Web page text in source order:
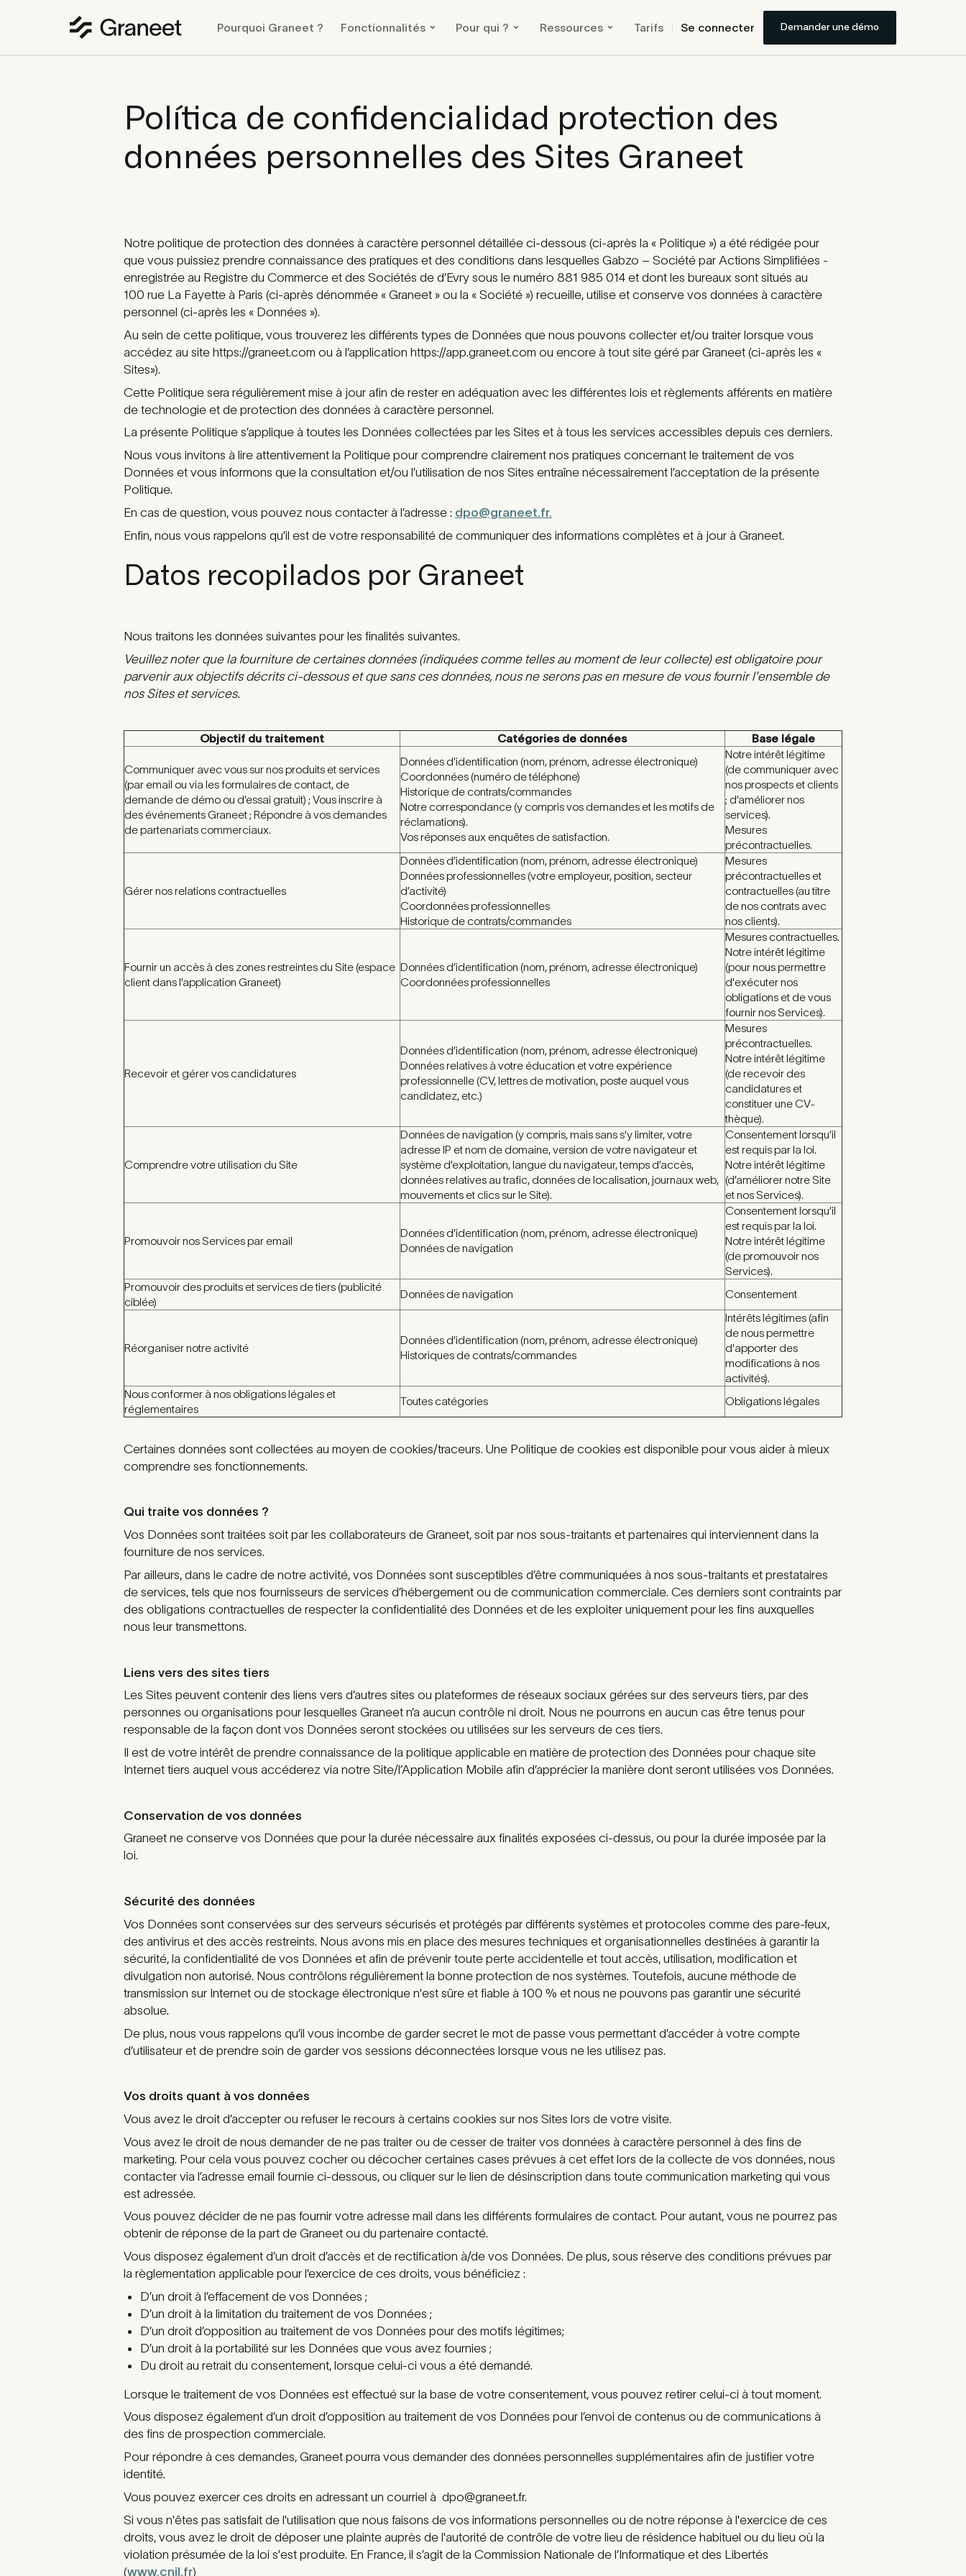
Pourquoi Graneet ? Fonctionnalités Pour qui ? Ressources Tarifs Se connecter Demander une démo
Política de confidencialidad protection des
données personnelles des Sites Graneet
Notre politique de protection des données à caractère personnel détaillée ci-dessous (ci-après la « Politique ») a été rédigée pour
que vous puissiez prendre connaissance des pratiques et des conditions dans lesquelles Gabzo – Société par Actions Simplifiées -
enregistrée au Registre du Commerce et des Sociétés de d’Evry sous le numéro 881 985 014 et dont les bureaux sont situés au
100 rue La Fayette à Paris (ci-après dénommée « Graneet » ou la « Société ») recueille, utilise et conserve vos données à caractère
personnel (ci-après les « Données »).
Au sein de cette politique, vous trouverez les différents types de Données que nous pouvons collecter et/ou traiter lorsque vous
accédez au site https://graneet.com ou à l’application https://app.graneet.com ou encore à tout site géré par Graneet (ci-après les «
Sites»).
Cette Politique sera régulièrement mise à jour afin de rester en adéquation avec les différentes lois et règlements afférents en matière
de technologie et de protection des données à caractère personnel.
La présente Politique s’applique à toutes les Données collectées par les Sites et à tous les services accessibles depuis ces derniers.
Nous vous invitons à lire attentivement la Politique pour comprendre clairement nos pratiques concernant le traitement de vos
Données et vous informons que la consultation et/ou l’utilisation de nos Sites entraîne nécessairement l’acceptation de la présente
Politique.
En cas de question, vous pouvez nous contacter à l’adresse : dpo@graneet.fr.
Enfin, nous vous rappelons qu’il est de votre responsabilité de communiquer des informations complètes et à jour à Graneet.
Datos recopilados por Graneet
Nous traitons les données suivantes pour les finalités suivantes.
Veuillez noter que la fourniture de certaines données (indiquées comme telles au moment de leur collecte) est obligatoire pour
parvenir aux objectifs décrits ci-dessous et que sans ces données, nous ne serons pas en mesure de vous fournir l'ensemble de
nos Sites et services.
Objectif du traitement Catégories de données Base légale
Communiquer avec vous sur nos produits et services
(par email ou via les formulaires de contact, de
demande de démo ou d’essai gratuit) ; Vous inscrire à
des événements Graneet ; Répondre à vos demandes
de partenariats commerciaux.
Données d’identification (nom, prénom, adresse électronique)
Coordonnées (numéro de téléphone)
Historique de contrats/commandes
Notre correspondance (y compris vos demandes et les motifs de
réclamations).
Vos réponses aux enquêtes de satisfaction.
Notre intérêt légitime
(de communiquer avec
nos prospects et clients
; d’améliorer nos
services).
Mesures
précontractuelles.
Gérer nos relations contractuelles
Données d’identification (nom, prénom, adresse électronique)
Données professionnelles (votre employeur, position, secteur
d’activité)
Coordonnées professionnelles
Historique de contrats/commandes
Mesures
précontractuelles et
contractuelles (au titre
de nos contrats avec
nos clients).
Fournir un accès à des zones restreintes du Site (espace
client dans l’application Graneet)
Données d’identification (nom, prénom, adresse électronique)
Coordonnées professionnelles
Mesures contractuelles.
Notre intérêt légitime
(pour nous permettre
d'exécuter nos
obligations et de vous
fournir nos Services).
Recevoir et gérer vos candidatures
Données d’identification (nom, prénom, adresse électronique)
Données relatives à votre éducation et votre expérience
professionnelle (CV, lettres de motivation, poste auquel vous
candidatez, etc.)
Mesures
précontractuelles.
Notre intérêt légitime
(de recevoir des
candidatures et
constituer une CV-
thèque).
Comprendre votre utilisation du Site
Données de navigation (y compris, mais sans s'y limiter, votre
adresse IP et nom de domaine, version de votre navigateur et
système d’exploitation, langue du navigateur, temps d’accès,
données relatives au trafic, données de localisation, journaux web,
mouvements et clics sur le Site).
Consentement lorsqu’il
est requis par la loi.
Notre intérêt légitime
(d’améliorer notre Site
et nos Services).
Promouvoir nos Services par email
Données d’identification (nom, prénom, adresse électronique)
Données de navigation
Consentement lorsqu’il
est requis par la loi.
Notre intérêt légitime
(de promouvoir nos
Services).
Promouvoir des produits et services de tiers (publicité
ciblée)
Données de navigation Consentement
Réorganiser notre activité
Données d’identification (nom, prénom, adresse électronique)
Historiques de contrats/commandes
Intérêts légitimes (afin
de nous permettre
d'apporter des
modifications à nos
activités).
Nous conformer à nos obligations légales et
réglementaires
Toutes catégories Obligations légales
Certaines données sont collectées au moyen de cookies/traceurs. Une Politique de cookies est disponible pour vous aider à mieux
comprendre ses fonctionnements.
Qui traite vos données ?
Vos Données sont traitées soit par les collaborateurs de Graneet, soit par nos sous-traitants et partenaires qui interviennent dans la
fourniture de nos services.
Par ailleurs, dans le cadre de notre activité, vos Données sont susceptibles d’être communiquées à nos sous-traitants et prestataires
de services, tels que nos fournisseurs de services d’hébergement ou de communication commerciale. Ces derniers sont contraints par
des obligations contractuelles de respecter la confidentialité des Données et de les exploiter uniquement pour les fins auxquelles
nous leur transmettons.
Liens vers des sites tiers
Les Sites peuvent contenir des liens vers d’autres sites ou plateformes de réseaux sociaux gérées sur des serveurs tiers, par des
personnes ou organisations pour lesquelles Graneet n’a aucun contrôle ni droit. Nous ne pourrons en aucun cas être tenus pour
responsable de la façon dont vos Données seront stockées ou utilisées sur les serveurs de ces tiers.
Il est de votre intérêt de prendre connaissance de la politique applicable en matière de protection des Données pour chaque site
Internet tiers auquel vous accéderez via notre Site/l’Application Mobile afin d’apprécier la manière dont seront utilisées vos Données.
Conservation de vos données
Graneet ne conserve vos Données que pour la durée nécessaire aux finalités exposées ci-dessus, ou pour la durée imposée par la
loi.
Sécurité des données
Vos Données sont conservées sur des serveurs sécurisés et protégés par différents systèmes et protocoles comme des pare-feux,
des antivirus et des accès restreints. Nous avons mis en place des mesures techniques et organisationnelles destinées à garantir la
sécurité, la confidentialité de vos Données et afin de prévenir toute perte accidentelle et tout accès, utilisation, modification et
divulgation non autorisé. Nous contrôlons régulièrement la bonne protection de nos systèmes. Toutefois, aucune méthode de
transmission sur Internet ou de stockage électronique n'est sûre et fiable à 100 % et nous ne pouvons pas garantir une sécurité
absolue.
De plus, nous vous rappelons qu’il vous incombe de garder secret le mot de passe vous permettant d’accéder à votre compte
d’utilisateur et de prendre soin de garder vos sessions déconnectées lorsque vous ne les utilisez pas.
Vos droits quant à vos données
Vous avez le droit d’accepter ou refuser le recours à certains cookies sur nos Sites lors de votre visite.
Vous avez le droit de nous demander de ne pas traiter ou de cesser de traiter vos données à caractère personnel à des fins de
marketing. Pour cela vous pouvez cocher ou décocher certaines cases prévues à cet effet lors de la collecte de vos données, nous
contacter via l’adresse email fournie ci-dessous, ou cliquer sur le lien de désinscription dans toute communication marketing qui vous
est adressée.
Vous pouvez décider de ne pas fournir votre adresse mail dans les différents formulaires de contact. Pour autant, vous ne pourrez pas
obtenir de réponse de la part de Graneet ou du partenaire contacté.
Vous disposez également d’un droit d’accès et de rectification à/de vos Données. De plus, sous réserve des conditions prévues par
la règlementation applicable pour l’exercice de ces droits, vous bénéficiez :
D’un droit à l’effacement de vos Données ;
D’un droit à la limitation du traitement de vos Données ;
D’un droit d’opposition au traitement de vos Données pour des motifs légitimes;
D’un droit à la portabilité sur les Données que vous avez fournies ;
Du droit au retrait du consentement, lorsque celui-ci vous a été demandé.
Lorsque le traitement de vos Données est effectué sur la base de votre consentement, vous pouvez retirer celui-ci à tout moment.
Vous disposez également d’un droit d’opposition au traitement de vos Données pour l’envoi de contenus ou de communications à
des fins de prospection commerciale.
Pour répondre à ces demandes, Graneet pourra vous demander des données personnelles supplémentaires afin de justifier votre
identité.
Vous pouvez exercer ces droits en adressant un courriel à dpo@graneet.fr.
Si vous n'êtes pas satisfait de l'utilisation que nous faisons de vos informations personnelles ou de notre réponse à l'exercice de ces
droits, vous avez le droit de déposer une plainte auprès de l'autorité de contrôle de votre lieu de résidence habituel ou du lieu où la
violation présumée de la loi s'est produite. En France, il s’agit de la Commission Nationale de l’Informatique et des Libertés
(www.cnil.fr)